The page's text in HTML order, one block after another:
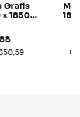
Grafis
x 1850